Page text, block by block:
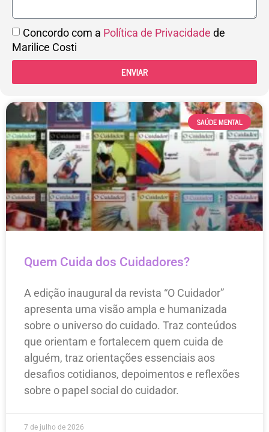
Concordo com a Política de Privacidade de
Marilice Costi
ENVIAR
SAÚDE MENTAL
Quem Cuida dos Cuidadores?
A edição inaugural da revista “O Cuidador”
apresenta uma visão ampla e humanizada
sobre o universo do cuidado. Traz conteúdos
que orientam e fortalecem quem cuida de
alguém, traz orientações essenciais aos
desafios cotidianos, depoimentos e reflexões
sobre o papel social do cuidador.
7 de julho de 2026